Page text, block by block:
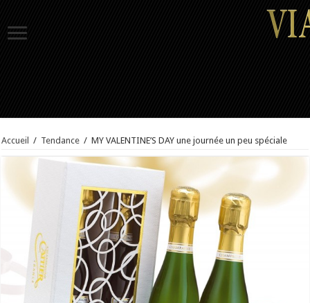
Accueil / Tendance / MY VALENTINE’S DAY une journée un peu spéciale